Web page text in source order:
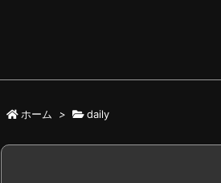
ホーム > daily